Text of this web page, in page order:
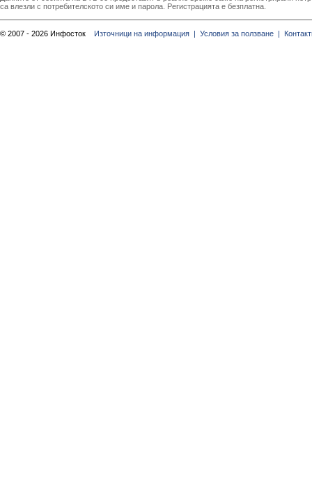
са влезли с потребителското си име и парола. Регистрацията е безплатна.
© 2007 - 2026 Инфосток Източници на информация | Условия за ползване |